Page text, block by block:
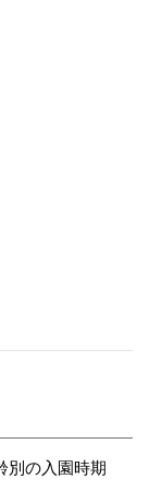
別の入園時期